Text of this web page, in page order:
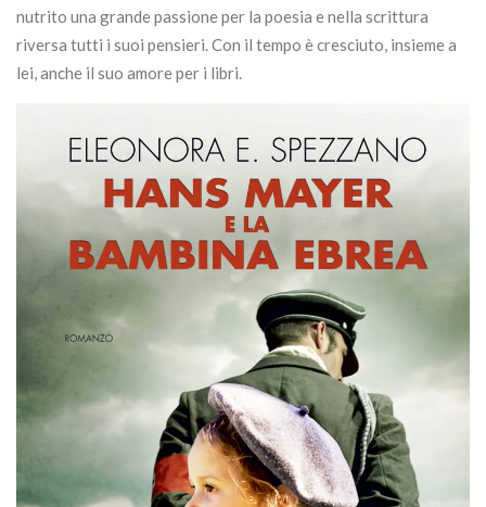
nutrito una grande passione per la poesia e nella scrittura
riversa tutti i suoi pensieri. Con il tempo è cresciuto, insieme a
lei, anche il suo amore per i libri.